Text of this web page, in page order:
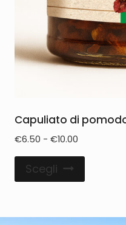
Capuliato di
€6.50 - €10.00
Scegli